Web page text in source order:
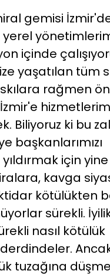
gemisi
içinde
yaşatılan tüm
rağmen
Biliyoruz ki bu
başkanlarımızı
için yine
kavga
kötülükten
sürekli.
nasıl kötülük
tuzağına